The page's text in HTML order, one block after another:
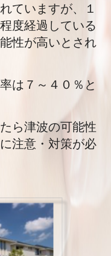
ていますが、１
度経過している
性が高いとされ
は７～４０％と
ら津波の可能性
注意・対策が必